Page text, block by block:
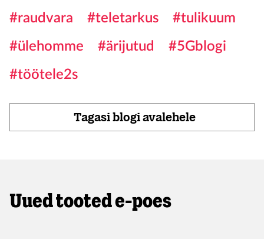
#raudvara #teletarkus
#tulikuum
#ülehomme
#ärijutud
#5Gblogi
#töötele2s
Tagasi blogi avalehele
Uued tooted e-poes